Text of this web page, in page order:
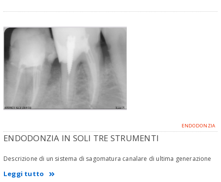
ENDODONZIA
ENDODONZIA IN SOLI TRE STRUMENTI
Descrizione di un sistema di sagomatura canalare di ultima generazione
Leggi tutto